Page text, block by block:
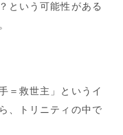
という可能性がある
＝救世主」というイ
、トリニティの中で